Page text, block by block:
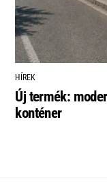
HÍREK
Új termék:
konténer